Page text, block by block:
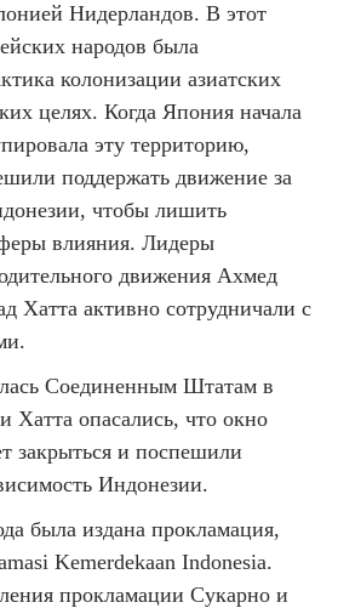
Нидерландов. В этот
народов была
колонизации азиатских
целях. Когда Япония начала
эту территорию,
поддержать движение за
чтобы лишить
влияния. Лидеры
движения Ахмед
Хатта активно сотрудничали с
Соединенным Штатам в
Хатта опасались, что окно
закрыться и поспешили
Индонезии.
была издана прокламация,
Kemerdekaan Indonesia.
прокламации Сукарно и